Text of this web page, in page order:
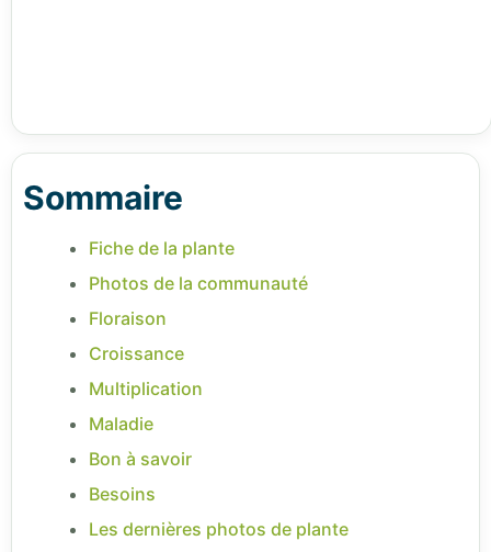
Sommaire
Fiche de la plante
Photos de la communauté
Floraison
Croissance
Multiplication
Maladie
Bon à savoir
Besoins
Les dernières photos de plante